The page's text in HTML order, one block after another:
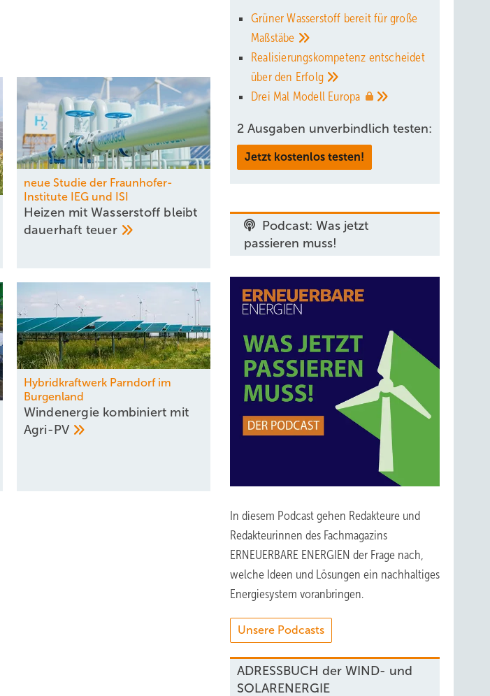
neue Studie der Fraunhofer-
Institute IEG und ISI
Heizen mit Wasserstoff bleibt
dauerhaft teuer
Hybridkraftwerk Parndorf im
Burgenland
Windenergie kombiniert mit
­Agri-PV
Grüner Wasserstoff bereit für große
Maßstäbe
Realisierungskompetenz entscheidet
über den Erfolg
Drei Mal Modell Europa
2 Ausgaben unverbindlich testen:
Jetzt kostenlos testen!
Podcast: Was jetzt
passieren muss!
In diesem Podcast gehen Redakteure und
Redakteurinnen des Fachmagazins
ERNEUERBARE ENERGIEN der Frage nach,
welche Ideen und Lösungen ein nachhaltiges
Energiesystem voranbringen.
Unsere Podcasts
ADRESSBUCH der WIND- und
SOLARENERGIE